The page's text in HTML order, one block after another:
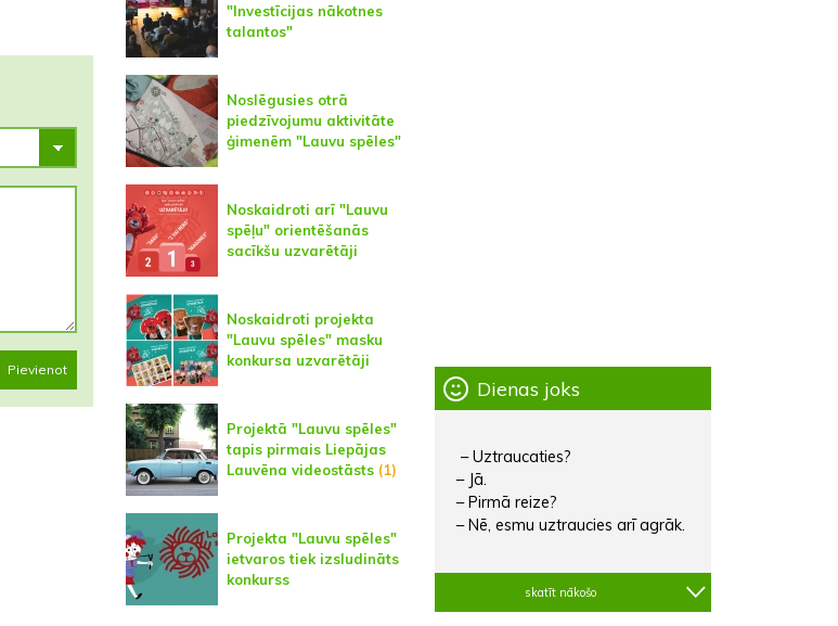
Pievienot
"Investīcijas nākotnes
talantos"
Noslēgusies otrā
piedzīvojumu aktivitāte
ģimenēm "Lauvu spēles"
Noskaidroti arī "Lauvu
spēļu" orientēšanās
sacīkšu uzvarētāji
Noskaidroti projekta
"Lauvu spēles" masku
konkursa uzvarētāji
Projektā "Lauvu spēles"
tapis pirmais Liepājas
Lauvēna videostāsts(1)
Projekta "Lauvu spēles"
ietvaros tiek izsludināts
konkurss
Dienas joks
– Uztraucaties?
– Jā.
– Pirmā reize?
– Nē, esmu uztraucies arī agrāk.
skatīt nākošo